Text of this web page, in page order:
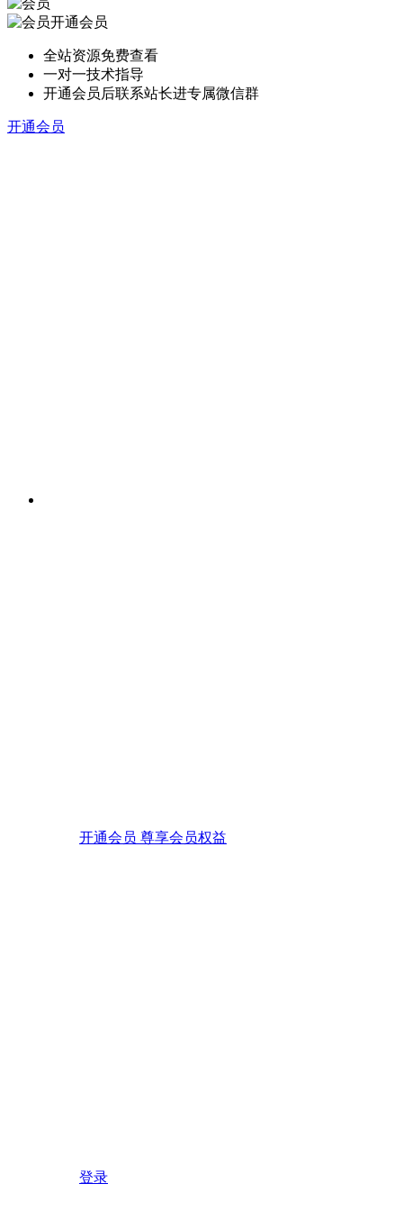
开通会员
全站资源免费查看
一对一技术指导
开通会员后联系站长进专属微信群
开通会员
开通会员 尊享会员权益
登录